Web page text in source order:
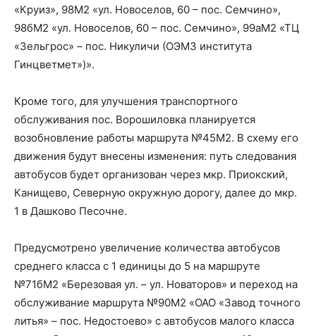
«Круиз», 98М2 «ул. Новоселов, 60 – пос. Семчино»,
98бМ2 «ул. Новоселов, 60 – пос. Семчино», 99аМ2 «ТЦ
«Зельгрос» – пос. Никуличи (ОЭМЗ института
Гинцветмет»)».
Кроме того, для улучшения транспортного
обслуживания пос. Ворошиловка планируется
возобновление работы маршрута №45М2. В схему его
движения будут внесены изменения: путь следования
автобусов будет организован через мкр. Приокский,
Канищево, Северную окружную дорогу, далее до мкр.
1 в Дашково Песочне.
Предусмотрено увеличение количества автобусов
среднего класса с 1 единицы до 5 на маршруте
№71бМ2 «Березовая ул. – ул. Новаторов» и переход на
обслуживание маршрута №90М2 «ОАО «Завод точного
литья» – пос. Недостоево» с автобусов малого класса